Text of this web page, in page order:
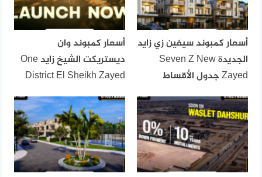
أسعار كمبوند سيفين زي زايد
الجديدة Seven Z New
Zayed جدول الأقساط
أسعار كمبوند وان
ديستريكت الشيخ زايد One
District El Sheikh Zayed